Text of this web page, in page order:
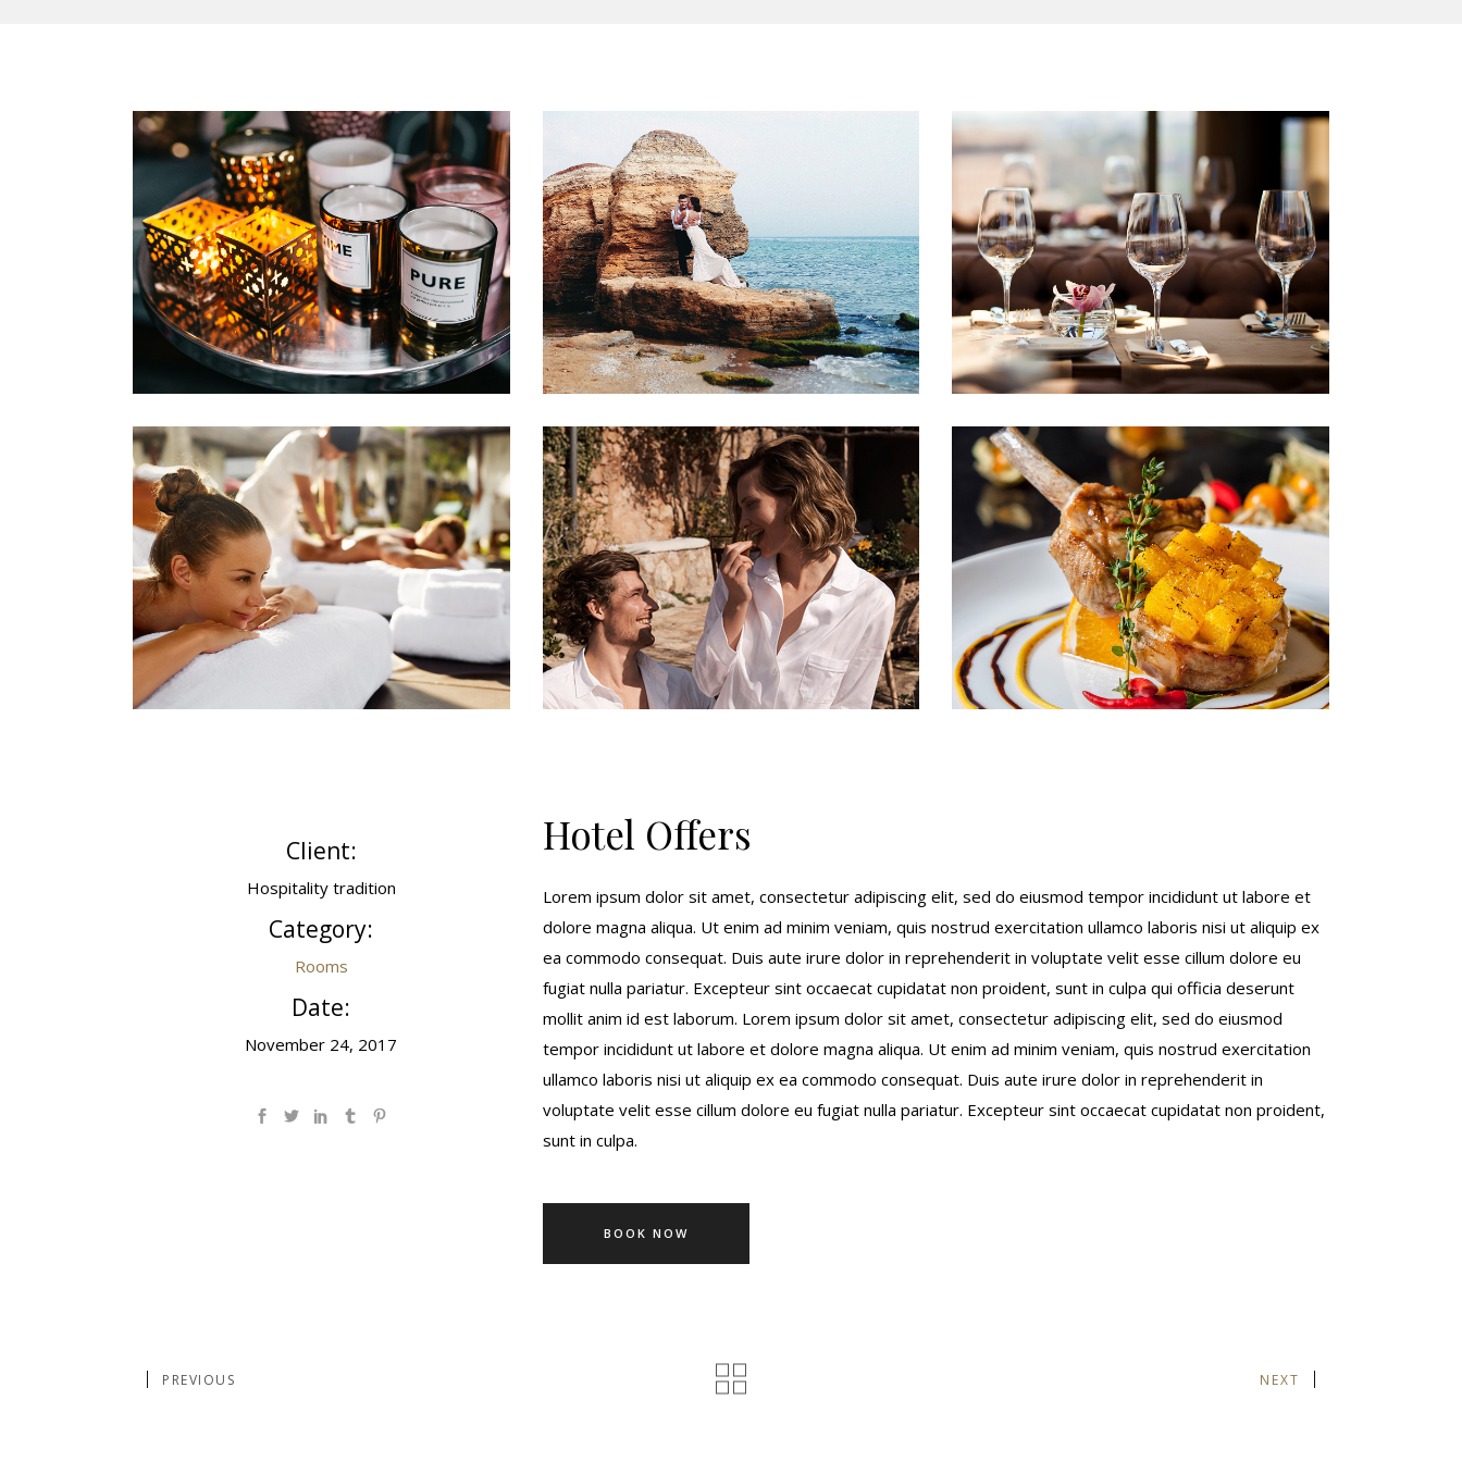
Client:
Hospitality tradition
Category:
Rooms
Date:
November 24, 2017
Hotel Offers
Lorem ipsum dolor sit amet, consectetur adipiscing elit, sed do eiusmod tempor incididunt ut labore et
dolore magna aliqua. Ut enim ad minim veniam, quis nostrud exercitation ullamco laboris nisi ut aliquip ex
ea commodo consequat. Duis aute irure dolor in reprehenderit in voluptate velit esse cillum dolore eu
fugiat nulla pariatur. Excepteur sint occaecat cupidatat non proident, sunt in culpa qui officia deserunt
mollit anim id est laborum. Lorem ipsum dolor sit amet, consectetur adipiscing elit, sed do eiusmod
tempor incididunt ut labore et dolore magna aliqua. Ut enim ad minim veniam, quis nostrud exercitation
ullamco laboris nisi ut aliquip ex ea commodo consequat. Duis aute irure dolor in reprehenderit in
voluptate velit esse cillum dolore eu fugiat nulla pariatur. Excepteur sint occaecat cupidatat non proident,
sunt in culpa.
BOOK NOW
PREVIOUS NEXT